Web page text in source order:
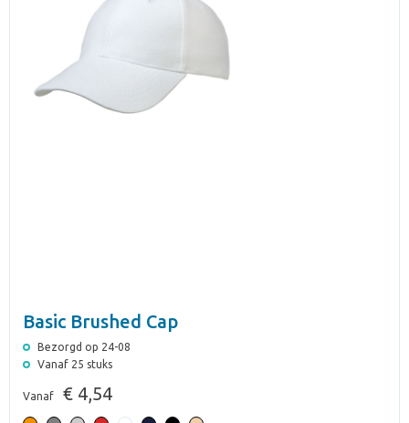
Basic Brushed Cap
Bezorgd op 24-08
Vanaf 25 stuks
Vanaf € 4,54